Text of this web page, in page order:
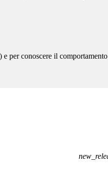
per conoscere il